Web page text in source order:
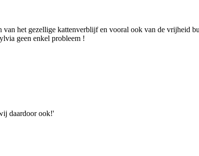
het gezellige kattenverblijf en vooral ook van de vrijheid
geen enkel probleem !
daardoor ook!'